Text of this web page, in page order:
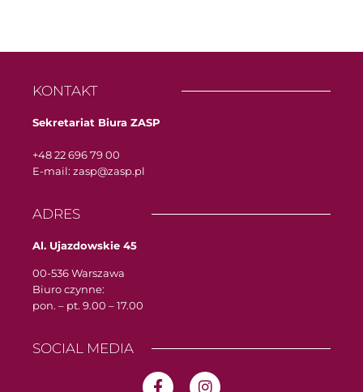
KONTAKT
Sekretariat Biura ZASP
+48 22 696 79 00
E-mail: zasp@zasp.pl
ADRES
Al. Ujazdowskie 45
00-536 Warszawa
Biuro czynne:
pon. – pt. 9.00 – 17.00
SOCIAL MEDIA